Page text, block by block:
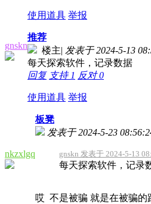
使用道具 举报
gnskn
推荐
楼主| 发表于 2024-5-13
每天探索软件，记录数据
回复 支持 1 反对0
使用道具 举报
nkzxlgq
板凳
发表于 2024-5-23
gnskn 发表于 2024-5-13
每天探索软件，记录
哎 不是被骗 就是在被骗的